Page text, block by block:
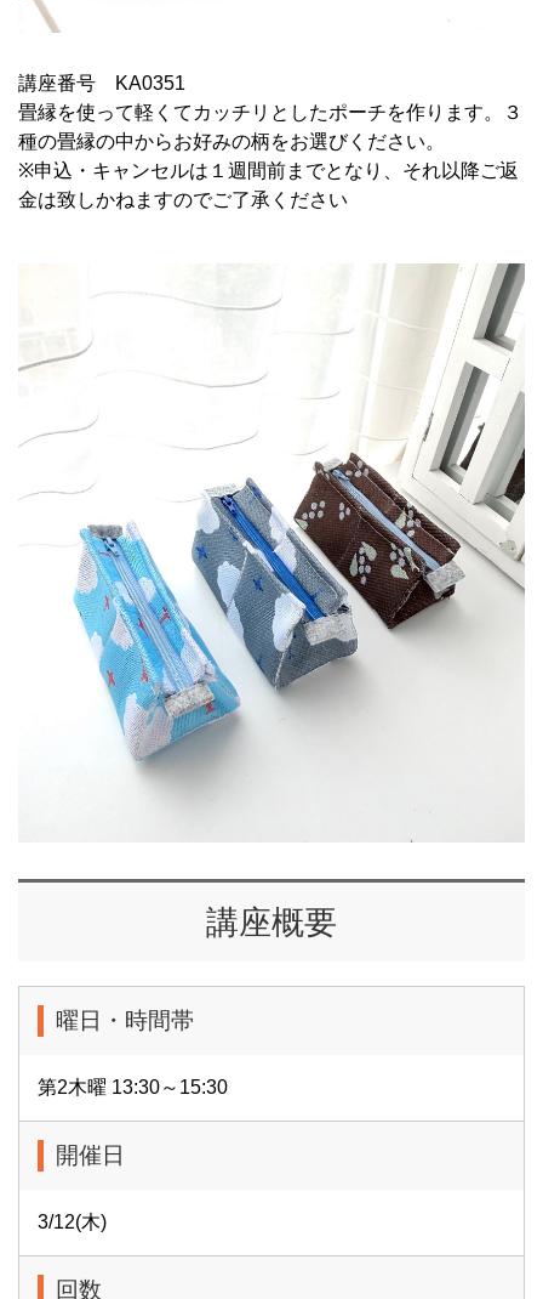
講座番号 KA0351
畳縁を使って軽くてカッチリとしたポーチを作ります。３
種の畳縁の中からお好みの柄をお選びください。
※申込・キャンセルは１週間前までとなり、それ以降ご返
金は致しかねますのでご了承ください
講座概要
曜日・時間帯
第2木曜 13:30～15:30
開催日
3/12(木)
回数